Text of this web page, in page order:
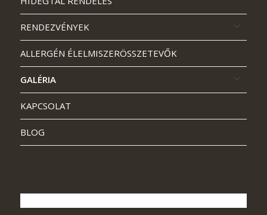
RENDEZVÉNYEK
ALLERGÉN ÉLELMISZERÖSSZETEVŐK
GALÉRIA
KAPCSOLAT
BLOG